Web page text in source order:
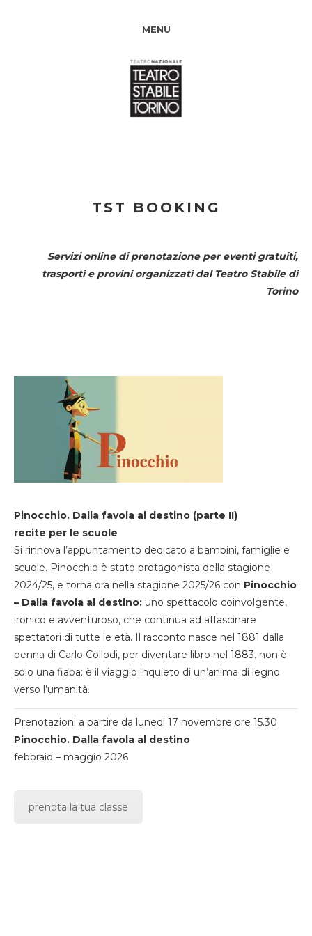
MENU
TST BOOKING
Servizi online di prenotazione per eventi gratuiti,
trasporti e provini organizzati dal Teatro Stabile di
Torino
Pinocchio. Dalla favola al destino (parte II)
recite per le scuole
Si rinnova l’appuntamento dedicato a bambini, famiglie e
scuole. Pinocchio è stato protagonista della stagione
2024/25, e torna ora nella stagione 2025/26 con Pinocchio
– Dalla favola al destino: uno spettacolo coinvolgente,
ironico e avventuroso, che continua ad affascinare
spettatori di tutte le età. Il racconto nasce nel 1881 dalla
penna di Carlo Collodi, per diventare libro nel 1883. non è
solo una fiaba: è il viaggio inquieto di un’anima di legno
verso l’umanità.
Prenotazioni a partire da lunedi 17 novembre ore 15.30
Pinocchio. Dalla favola al destino
febbraio – maggio 2026
prenota la tua classe